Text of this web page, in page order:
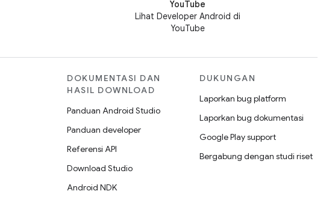
YouTube
Lihat Developer Android di
YouTube
DOKUMENTASI DAN
HASIL DOWNLOAD
Panduan Android Studio
Panduan developer
Referensi API
Download Studio
Android NDK
DUKUNGAN
Laporkan bug platform
Laporkan bug dokumentasi
Google Play support
Bergabung dengan studi riset